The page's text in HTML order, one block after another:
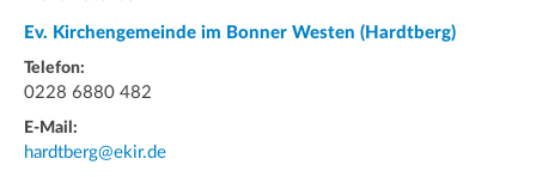
Ev. Kirchengemeinde im Bonner Westen (Hardtberg)
Telefon:
0228 6880 482
E-Mail:
hardtberg@ekir.de